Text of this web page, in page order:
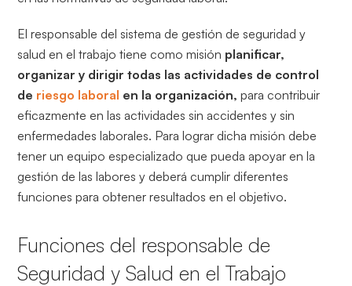
El responsable del sistema de gestión de seguridad y
salud en el trabajo tiene como misión planificar,
organizar y dirigir todas las actividades de control
de riesgo laboral en la organización, para contribuir
eficazmente en las actividades sin accidentes y sin
enfermedades laborales. Para lograr dicha misión debe
tener un equipo especializado que pueda apoyar en la
gestión de las labores y deberá cumplir diferentes
funciones para obtener resultados en el objetivo.
Funciones del responsable de
Seguridad y Salud en el Trabajo